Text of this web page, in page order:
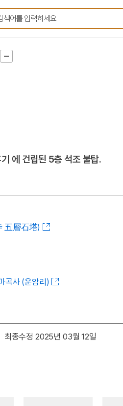
검
에 건립된 5층 석조 불탑.
五層石塔)
곡사 (운암리)
최종수정 2025년 03월 12일